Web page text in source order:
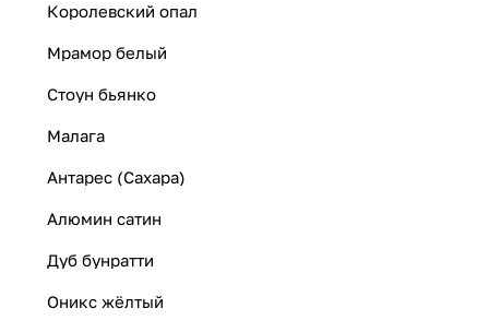
Королевский опал
Мрамор белый
Стоун бьянко
Малага
Антарес (Сахара)
Алюмин сатин
Дуб бунратти
Оникс жёлтый